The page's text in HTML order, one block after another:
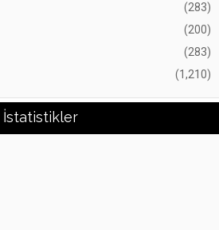
(283)
(200)
(283)
(1,210)
İstatistikler